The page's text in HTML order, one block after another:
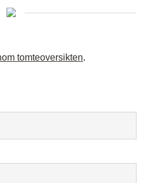
tomteoversikten.